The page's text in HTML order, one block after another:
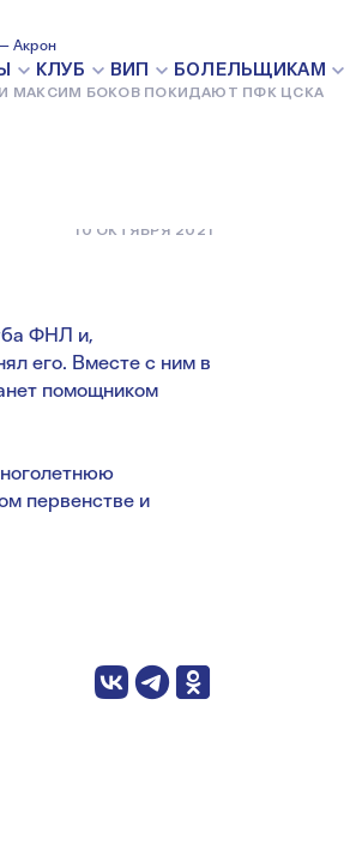
Акрон
КЛУБ ВИП БОЛЕЛЬЩИКАМ
МАКСИМ БОКОВ ПОКИДАЮТ ПФК ЦСКА
10 ОКТЯБРЯ 2021
ФНЛ и,
его. Вместе с ним в
помощником
первенстве и